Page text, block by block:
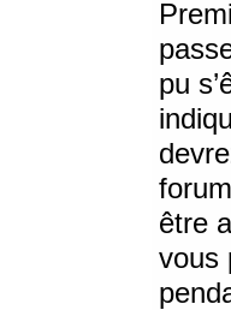
pu
être
vous